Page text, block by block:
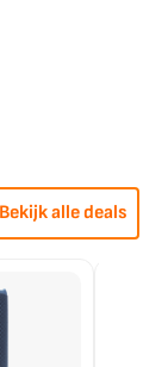
Bekijk alle deals